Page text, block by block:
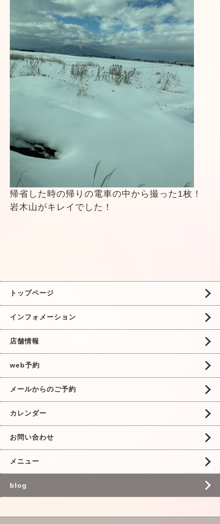
帰省した時の帰りの電車の中から撮った1枚！
岩木山がキレイでした！
トップページ
インフォメーション
店舗情報
web予約
メールからのご予約
カレンダー
お問い合わせ
メニュー
blog